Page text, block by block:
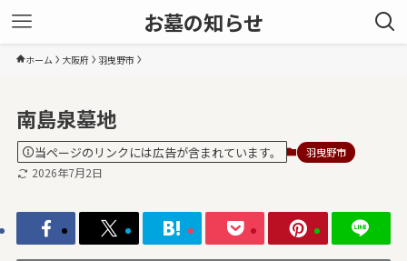
お墓の知らせ
ホーム 大阪府 羽曳野市
南島泉墓地
当ページのリンクには広告が含まれています。 羽曳野市
2026年7月2日